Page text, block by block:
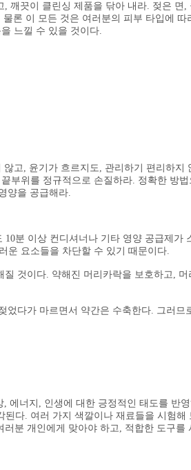
깨끗이 클린싱 제품을 닦아 내라. 젖은 면,
론 이 모든 것은 여러분의 피부 타입에 따
느낄 수 있을 것이다.
고, 윤기가 흐르지도, 관리하기 편리하지
부위를 정규적으로 손질하라. 정확한 방법
양을 공급해라.
분 이상 컨디셔너나 기타 영양 공급제가
운 요소들을 차단할 수 있기 때문이다.
것이다. 약해진 머리카락을 보호하고, 머
었다가 마르면서 약간은 수축한다. 그러므
너지, 인생에 대한 긍정적인 태도를 반영
다. 여러 가지 색깔이나 재료들을 시험해
분 개인에게 맞아야 하고, 적합한 도구를